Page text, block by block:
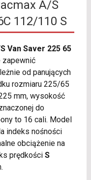
A/S
112/110 S
Van Saver 225 65
zapewnić
od panujących
rozmiaru 225/65
mm, wysokość
do
to 16 cali. Model
indeks nośności
obciążenie na
prędkości S